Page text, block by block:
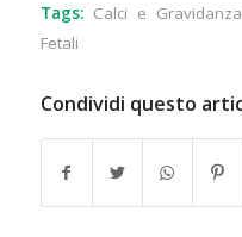
Tags: Calci e Gravidanza
Fetali
Condividi questo